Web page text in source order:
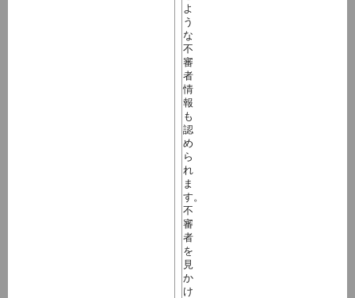
よ
う
な
不
審
者
情
報
も
認
め
ら
れ
ま
す。
不
審
者
を
見
か
け